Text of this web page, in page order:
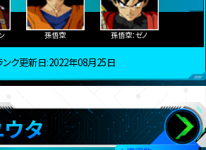
孫悟空 孫悟空：ゼノ
ンク更新日:2022年08月25日
タ